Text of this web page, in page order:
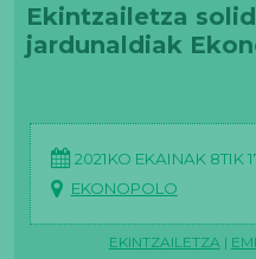
Ekintzailetza
jardunaldiak
2021KO EKAINAK 8TIK
EKONOPOLO
EKINTZAILETZA |